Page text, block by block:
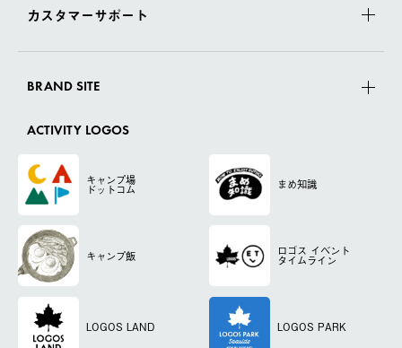
カスタマーサポート
BRAND SITE
ACTIVITY LOGOS
キャンプ場
ドットコム まめ知識
キャンプ飯 ロゴス イベント
タイムライン
LOGOS LAND LOGOS PARK